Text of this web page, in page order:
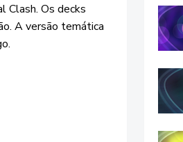
Clash. Os decks
A versão temática